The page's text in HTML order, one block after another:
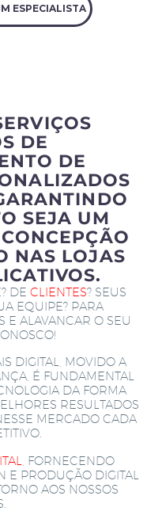
ESPECIALISTA
DE
DE
SEJA UM
NAS LOJAS
DE CLIENTES? SEUS
EQUIPE? PARA
E ALAVANCAR O SEU
DIGITAL, MOVIDO A
É FUNDAMENTAL
DA FORMA
RESULTADOS
MERCADO CADA
, FORNECENDO
E PRODUÇÃO DIGITAL
AOS NOSSOS